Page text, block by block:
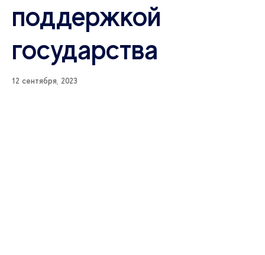
поддержкой
государства
12 сентября, 2023